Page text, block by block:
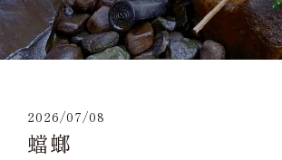
2026/07/08
蟷螂